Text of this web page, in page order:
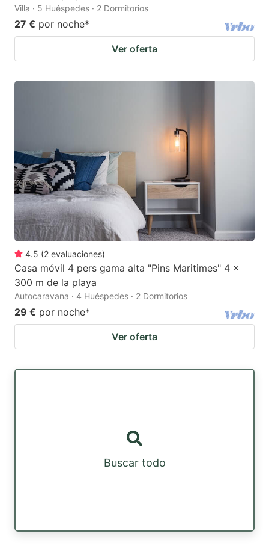
Villa · 5 Huéspedes · 2 Dormitorios
27 € por noche*
Ver oferta
4.5 (2 evaluaciones)
Casa móvil 4 pers gama alta "Pins Maritimes" 4 x
300 m de la playa
Autocaravana · 4 Huéspedes · 2 Dormitorios
29 € por noche*
Ver oferta
Buscar todo